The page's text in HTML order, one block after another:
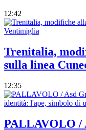
12:42
Trenitalia,
sulla linea
12:35
PALLAVOLO /